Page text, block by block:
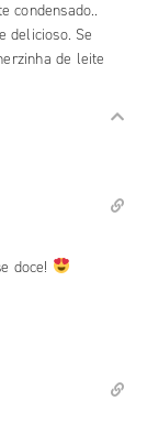
condensado..
delicioso. Se
de leite
doce!